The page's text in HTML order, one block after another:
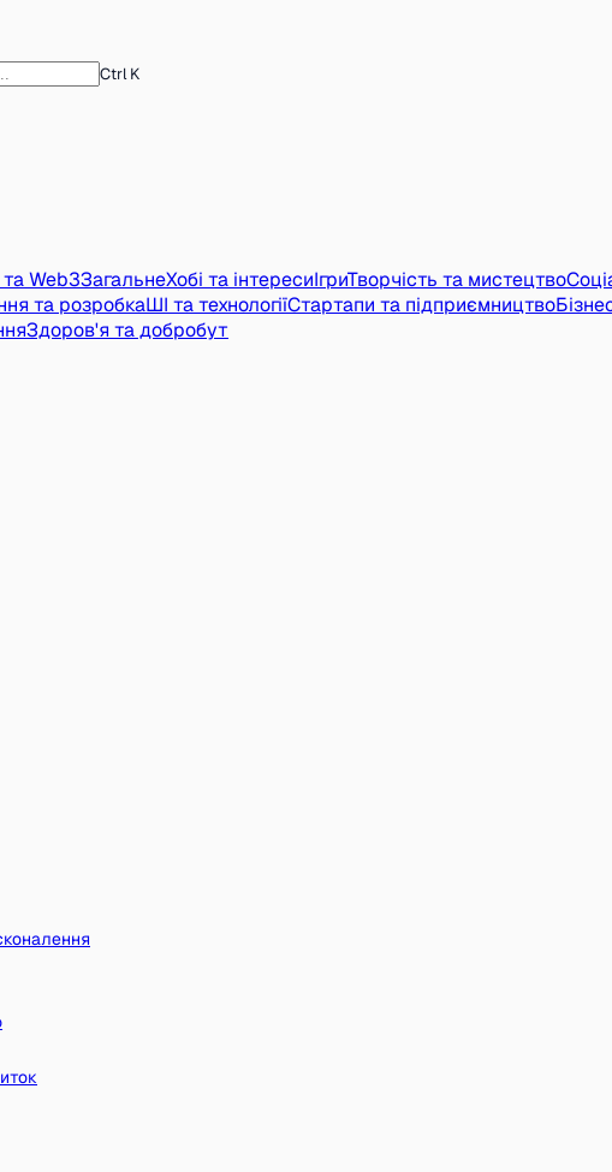
Ctrl K
Web3ЗагальнеХобі та інтересиІгриТворчість та мистецтво
та розробкаШІ та технологіїСтартапи та підприємництво
Здоров'я та добробут